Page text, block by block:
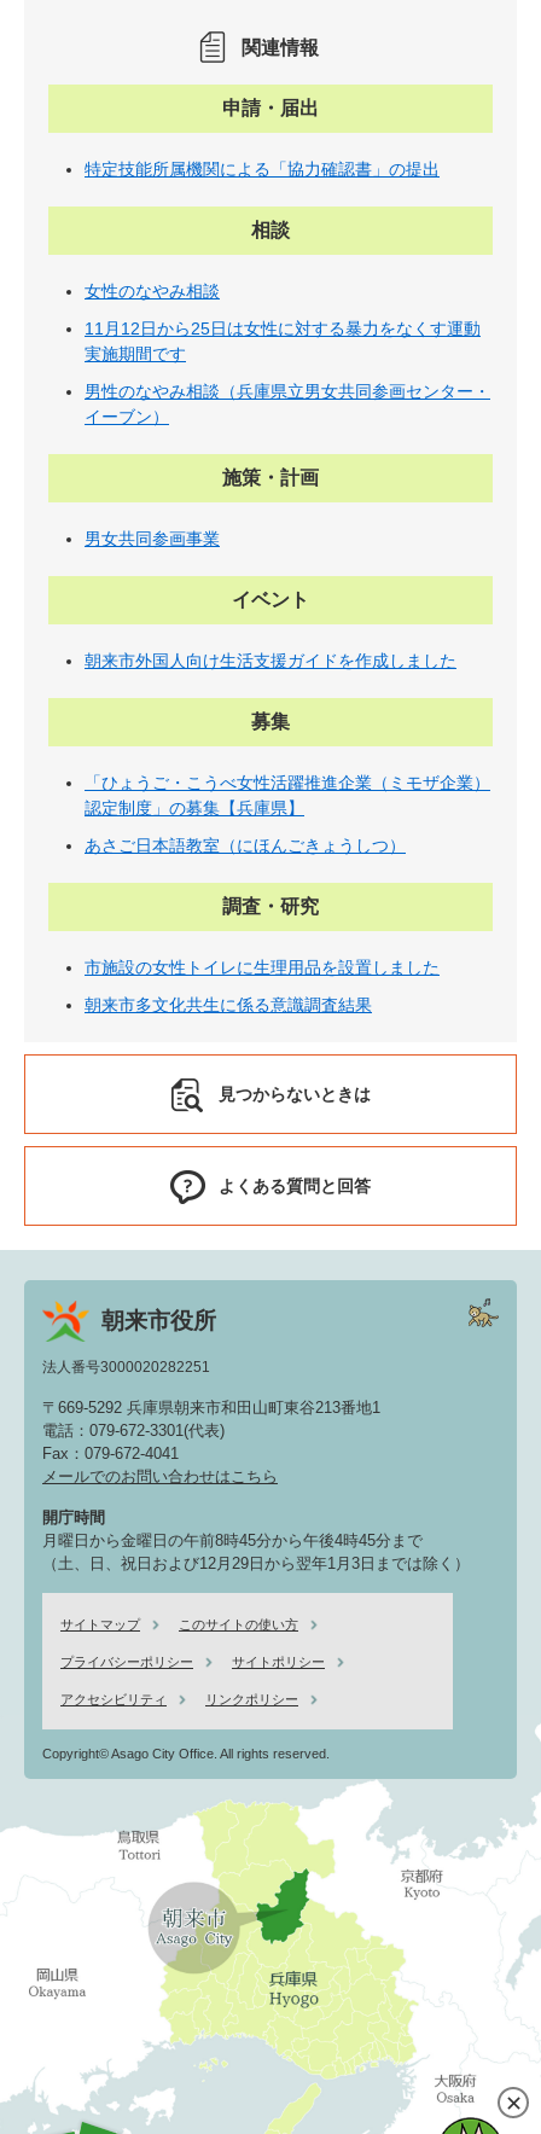
関連情報
申請・届出
特定技能所属機関による「協力確認書」の提出
相談
女性のなやみ相談
11月12日から25日は女性に対する暴力をなくす運動
実施期間です
男性のなやみ相談（兵庫県立男女共同参画センター・
イーブン）
施策・計画
男女共同参画事業
イベント
朝来市外国人向け生活支援ガイドを作成しました
募集
「ひょうご・こうべ女性活躍推進企業（ミモザ企業）
認定制度」の募集【兵庫県】
あさご日本語教室（にほんごきょうしつ）
調査・研究
市施設の女性トイレに生理用品を設置しました
朝来市多文化共生に係る意識調査結果
見つからないときは
よくある質問と回答
朝来市役所
法人番号3000020282251
〒669-5292 兵庫県朝来市和田山町東谷213番地1
電話：079-672-3301(代表)
Fax：079-672-4041
メールでのお問い合わせはこちら
開庁時間
月曜日から金曜日の午前8時45分から午後4時45分まで
（土、日、祝日および12月29日から翌年1月3日までは除く）
サイトマップ このサイトの使い方
プライバシーポリシー サイトポリシー
アクセシビリティ リンクポリシー
Copyright© Asago City Office. All rights reserved.